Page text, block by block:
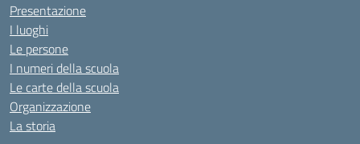
Presentazione
I luoghi
Le persone
I numeri della scuola
Le carte della scuola
Organizzazione
La storia